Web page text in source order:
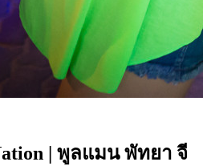
| พูลแมน พัทยา จี